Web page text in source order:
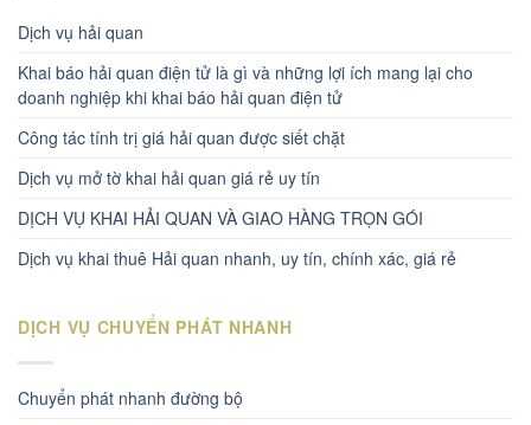
Dịch vụ hải quan
Khai báo hải quan điện tử là gì và những lợi ích mang lại cho
doanh nghiệp khi khai báo hải quan điện tử
Công tác tính trị giá hải quan được siết chặt
Dịch vụ mở tờ khai hải quan giá rẻ uy tín
DỊCH VỤ KHAI HẢI QUAN VÀ GIAO HÀNG TRỌN GÓI
Dịch vụ khai thuê Hải quan nhanh, uy tín, chính xác, giá rẻ
DỊCH VỤ CHUYỂN PHÁT NHANH
Chuyển phát nhanh đường bộ